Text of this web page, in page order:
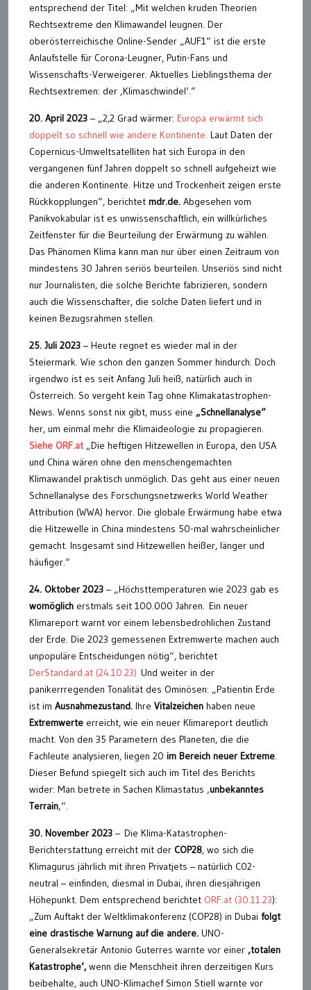
entsprechend der Titel: „Mit welchen kruden Theorien
Rechtsextreme den Klimawandel leugnen. Der
oberösterreichische Online-Sender „AUF1“ ist die erste
Anlaufstelle für Corona-Leugner, Putin-Fans und
Wissenschafts-Verweigerer. Aktuelles Lieblingsthema der
Rechtsextremen: der ‚Klimaschwindel‘.“
20. April 2023 – „2,2 Grad wärmer: Europa erwärmt sich
doppelt so schnell wie andere Kontinente. Laut Daten der
Copernicus-Umweltsatelliten hat sich Europa in den
vergangenen fünf Jahren doppelt so schnell aufgeheizt wie
die anderen Kontinente. Hitze und Trockenheit zeigen erste
Rückkopplungen“, berichtet mdr.de. Abgesehen vom
Panikvokabular ist es unwissenschaftlich, ein willkürliches
Zeitfenster für die Beurteilung der Erwärmung zu wählen.
Das Phänomen Klima kann man nur über einen Zeitraum von
mindestens 30 Jahren seriös beurteilen. Unseriös sind nicht
nur Journalisten, die solche Berichte fabrizieren, sondern
auch die Wissenschafter, die solche Daten liefert und in
keinen Bezugsrahmen stellen.
25. Juli 2023 – Heute regnet es wieder mal in der
Steiermark. Wie schon den ganzen Sommer hindurch. Doch
irgendwo ist es seit Anfang Juli heiß, natürlich auch in
Österreich. So vergeht kein Tag ohne Klimakatastrophen-
News. Wenns sonst nix gibt, muss eine „Schnellanalyse“
her, um einmal mehr die Klimaideologie zu propagieren.
Siehe ORF.at„Die heftigen Hitzewellen in Europa, den USA
und China wären ohne den menschengemachten
Klimawandel praktisch unmöglich. Das geht aus einer neuen
Schnellanalyse des Forschungsnetzwerks World Weather
Attribution (WWA) hervor. Die globale Erwärmung habe etwa
die Hitzewelle in China mindestens 50-mal wahrscheinlicher
gemacht. Insgesamt sind Hitzewellen heißer, länger und
häufiger.“
24. Oktober 2023 – „Höchsttemperaturen wie 2023 gab es
womöglich erstmals seit 100.000 Jahren. Ein neuer
Klimareport warnt vor einem lebensbedrohlichen Zustand
der Erde. Die 2023 gemessenen Extremwerte machen auch
unpopuläre Entscheidungen nötig“, berichtet
DerStandard.at (24.10.23) Und weiter in der
panikerrregenden Tonalität des Ominösen: „Patientin Erde
ist im Ausnahmezustand. Ihre Vitalzeichen haben neue
Extremwerte erreicht, wie ein neuer Klimareport deutlich
macht. Von den 35 Parametern des Planeten, die die
Fachleute analysieren, liegen 20 im Bereich neuer Extreme.
Dieser Befund spiegelt sich auch im Titel des Berichts
wider: Man betrete in Sachen Klimastatus ‚unbekanntes
Terrain‚“.
30. November 2023 – Die Klima-Katastrophen-
Berichterstattung erreicht mit der COP28, wo sich die
Klimagurus jährlich mit ihren Privatjets – natürlich C02-
neutral – einfinden, diesmal in Dubai, ihren diesjährigen
Höhepunkt. Dem entsprechend berichtet ORF.at (30.11.23):
„Zum Auftakt der Weltklimakonferenz (COP28) in Dubai folgt
eine drastische Warnung auf die andere. UNO-
Generalsekretär Antonio Guterres warnte vor einer ‚totalen
Katastrophe‘,wenn die Menschheit ihren derzeitigen Kurs
beibehalte, auch UNO-Klimachef Simon Stiell warnte vor